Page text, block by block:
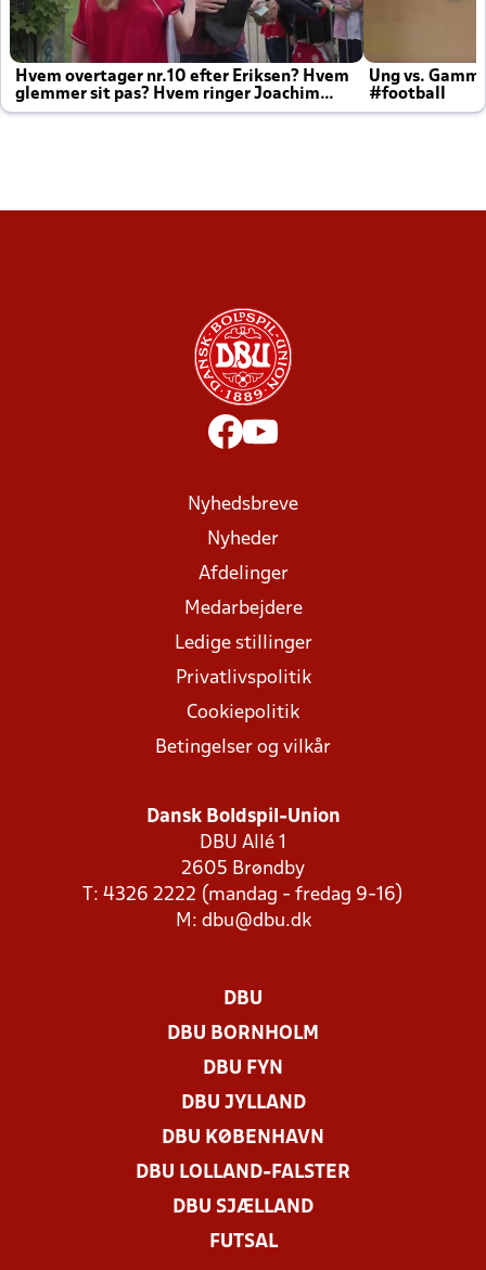
Hvem overtager nr.10 efter Eriksen? Hvem
glemmer sit pas? Hvem ringer Joachim
altid til efter kampe?
Ung vs.
#football
Nyhedsbreve
Nyheder
Afdelinger
Medarbejdere
Ledige stillinger
Privatlivspolitik
Cookiepolitik
Betingelser og vilkår
Dansk Boldspil-Union
DBU Allé 1
2605 Brøndby
T: 4326 2222 (mandag - fredag 9-16)
M: dbu@dbu.dk
DBU
DBU BORNHOLM
DBU FYN
DBU JYLLAND
DBU KØBENHAVN
DBU LOLLAND-FALSTER
DBU SJÆLLAND
FUTSAL